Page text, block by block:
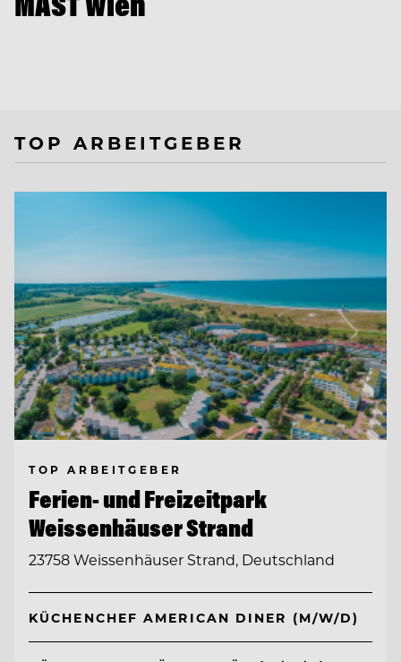
TOP ARBEITGEBER
TOP ARBEITGEBER
Ferien- und Freizeitpark
Weissenhäuser Strand
23758 Weissenhäuser Strand, Deutschland
KÜCHENCHEF AMERICAN DINER (M/W/D)